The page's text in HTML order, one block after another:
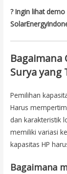
? Ingin lihat
Bagaimana
Surya yang
Pemilihan
Harus
dan karakteristik
memiliki variasi
kapasitas HP
Bagaimana